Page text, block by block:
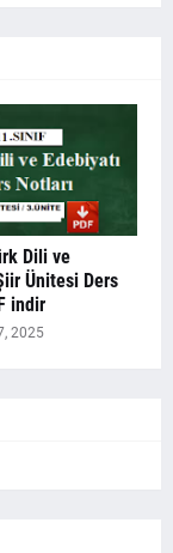
Dili ve
Ünitesi Ders
indir
2025